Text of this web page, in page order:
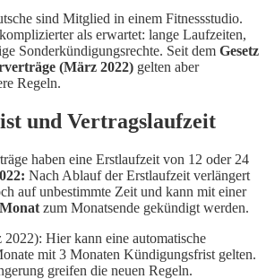
sind Mitglied in einem Fitnessstudio.
als erwartet: lange Laufzeiten,
Sonderkündigungsrechte. Seit dem Gesetz
(März 2022) gelten aber
Regeln.
und Vertragslaufzeit
haben eine Erstlaufzeit von 12 oder 24
Nach Ablauf der Erstlaufzeit verlängert
auf unbestimmte Zeit und kann mit einer
zum Monatsende gekündigt werden.
Hier kann eine automatische
mit 3 Monaten Kündigungsfrist gelten.
greifen die neuen Regeln.